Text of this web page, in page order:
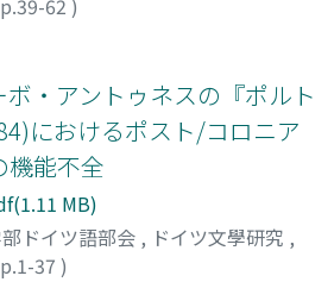
・アントゥネスの『ポルト
におけるポスト/コロニア
機能不全
MB)
ドイツ語部会 , ドイツ文學研究 ,
37 )